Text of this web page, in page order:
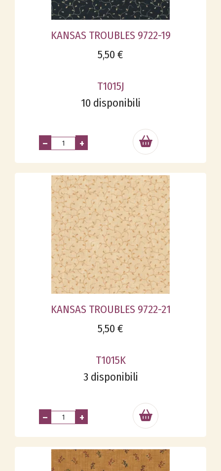
KANSAS TROUBLES 9722-19
5,50 €
T1015J
10 disponibili
– +
KANSAS TROUBLES 9722-21
5,50 €
T1015K
3 disponibili
– +